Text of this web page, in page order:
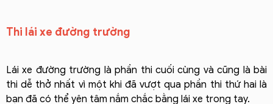
Thi lái xe đường trường
Lái xe đường trường là phần thi cuối cùng và cũng là bài
thi dễ thở nhất vì một khi đã vượt qua phần thi thứ hai là
bạn đã có thể yên tâm nắm chắc bằng lái xe trong tay.